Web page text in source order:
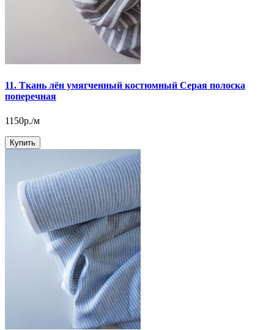
11. Ткань лён умягченный костюмный Серая полоска
поперечная
1150р./м
Купить